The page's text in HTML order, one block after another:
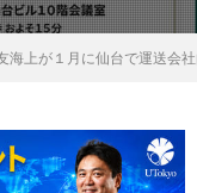
海上が１月に仙台で運送会